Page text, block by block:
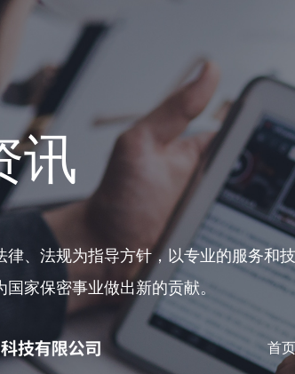
首页
讯
律、法规为指导方针，以专业的服务和
家保密事业做出新的贡献。